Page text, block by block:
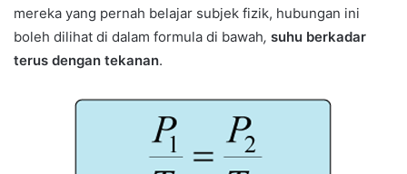
mereka yang pernah belajar subjek fizik, hubungan ini
boleh dilihat di dalam formula di bawah, suhu berkadar
terus dengan tekanan.